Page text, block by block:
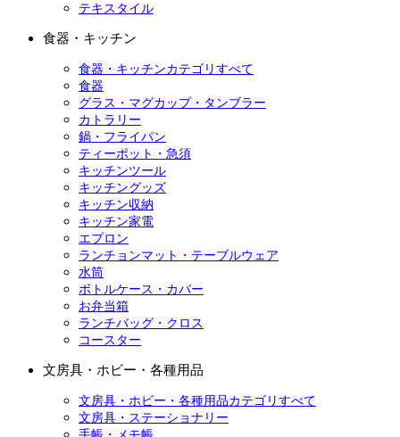
テキスタイル
食器・キッチン
食器・キッチンカテゴリすべて
食器
グラス・マグカップ・タンブラー
カトラリー
鍋・フライパン
ティーポット・急須
キッチンツール
キッチングッズ
キッチン収納
キッチン家電
エプロン
ランチョンマット・テーブルウェア
水筒
ボトルケース・カバー
お弁当箱
ランチバッグ・クロス
コースター
文房具・ホビー・各種用品
文房具・ホビー・各種用品カテゴリすべて
文房具・ステーショナリー